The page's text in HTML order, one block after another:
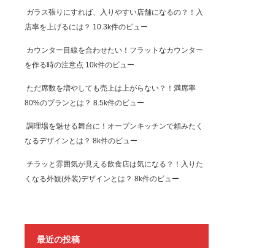
ガラス張りにすれば、入りやすい店舗になるの？！入
店率を上げるには？ 10.3k件のビュー
カウンター目線を合わせたい！フラットなカウンター
を作る時の注意点 10k件のビュー
ただ席数を増やしても売上は上がらない？！満席率
80%のプランとは？ 8.5k件のビュー
調理場を魅せる舞台に！オープンキッチンで頼みたく
なるデザインとは？ 8k件のビュー
チラッと雰囲気が見える飲食店は気になる？！入りた
くなる外観(外装)デザインとは？ 8k件のビュー
最近の投稿